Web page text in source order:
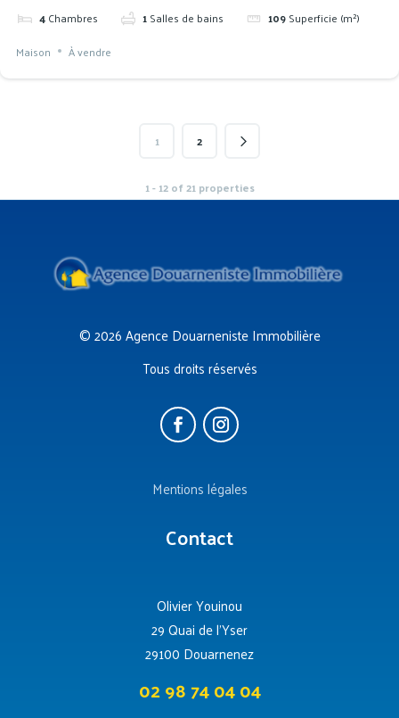
4Chambres 1Salles de bains 109Superficie (m²)
Maison
À vendre
1 2
1 - 12 of 21 properties
© 2026 Agence Douarneniste Immobilière
Tous droits réservés
Mentions légales
Contact
Olivier Youinou
29 Quai de l’Yser
29100 Douarnenez
02 98 74 04 04